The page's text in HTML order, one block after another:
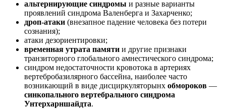
альтернирующие синдромы и разные варианты
проявлений синдрома Валенберга и Захарченко;
дроп-атаки (внезапное падение человека без потери
сознания);
атаки дезориентировки;
временная утрата памяти и другие признаки
транзиторного глобального амнестического синдрома;
синдром недостаточности кровотока в артериях
вертебробазилярного бассейна, наиболее часто
возникающий в виде дисциркуляторынх обмороков —
синкопального вертебрального синдрома
Унтерхарншайдта.